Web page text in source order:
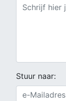
Stuur naar: